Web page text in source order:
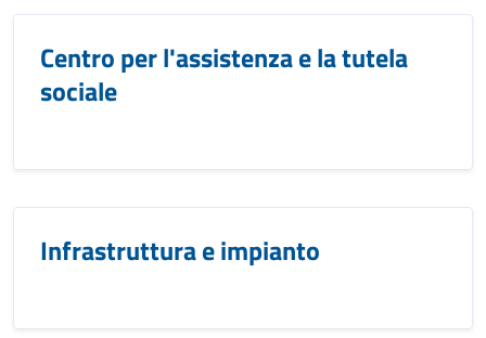
Centro per l'assistenza e la tutela
sociale
Infrastruttura e impianto